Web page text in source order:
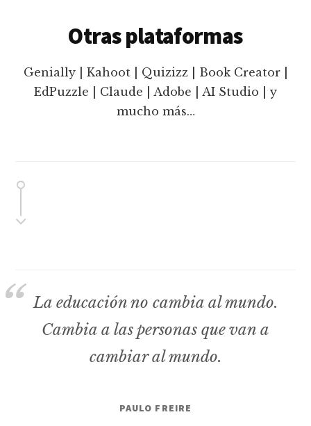
Otras plataformas
Genially | Kahoot | Quizizz | Book Creator |
EdPuzzle | Claude | Adobe | AI Studio | y
mucho más…
La educación no cambia al mundo.
Cambia a las personas que van a
cambiar al mundo.
PAULO FREIRE